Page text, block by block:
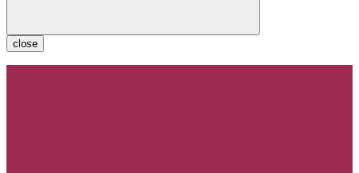
close